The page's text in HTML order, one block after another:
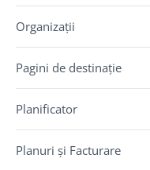
Organizații
Pagini de destinație
Planificator
Planuri și Facturare